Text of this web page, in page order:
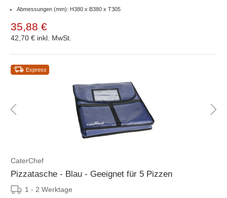
Abmessungen (mm): H380 x B380 x T305
35,88 €
42,70 € inkl. MwSt.
Express
CaterChef
Pizzatasche - Blau - Geeignet für 5 Pizzen
1 - 2 Werktage